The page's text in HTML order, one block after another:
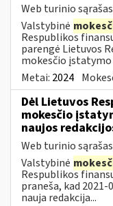
Web turinio sąrašas
Valstybinė
Respublikos
parengė Lietuvos
mokesčio įstatymo
Metai: 2024
Dėl Lietuvos
mokesčio
naujos
Web turinio sąrašas
Valstybinė
Respublikos
praneša, kad 2021-
nauja redakcija...